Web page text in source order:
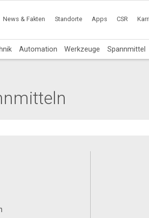
News & Fakten Standorte Apps CSR
Automation Werkzeuge Spannmittel